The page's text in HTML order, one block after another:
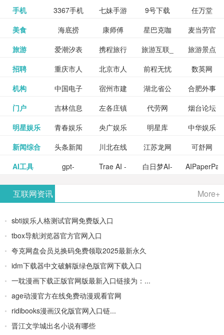
打分、写
味，豆瓣
电影会推
荐好电影
给你。
完结txt小
说-书本网
纸
客车总量
调控管理
导购
百度有驾
网
更多>>
手机 3367手机
游戏
七妹手游 9号下载
任万堂
游戏邦
更多>>
美食 海底捞 康师傅 星巴克咖
啡
麦当劳官
网
心食谱网 更多>>
旅游 爱潮汐表 携程旅行
网
旅游互联_
景点门票
预订
旅游景点
点评-猫途
鹰
北京旅游
网
更多>>
招聘 重庆市人
力资源和
社会保障
北京市人
力资源和
社会保障
前程无忧
招聘网
数英网
聘才网
更多>>
机构 中国电子
检验检疫
业务网
宿州市建
委网
湖北省公
管局
合肥外事
办
湖北省粮
食局
更多>>
门户 吉林信息
网
左各庄镇
论坛
代劳网
烟台论坛
腾讯充值
中心
更多>>
明星娱乐 青春娱乐
网
央广娱乐
网,
明星库 中华娱乐
网
网易娱乐 更多>>
新闻综合 头条新闻 川北在线 江苏龙网
可舒网
巾帼网
更多>>
AI工具 gpt-
OpenAI最
新AI图像
生成器
Trae AI -
境/深度集
成
Doubao-
1.5-pro与
白日梦AI-
- AI论文写
高质量
PPT
互联网资讯 More+
sbti娱乐人格测试官网免费版入口
tbox导航浏览器官方官网入口
夸克网盘会员兑换码免费领取2025最新永久
idm下载器中文破解版绿色版官网下载入口
一耽漫画下载正版官网版最新入口链接为：...
age动漫官方在线免费动漫观看官网
ridibooks漫画汉化版官网入口链...
晋江文学城出名小说有哪些